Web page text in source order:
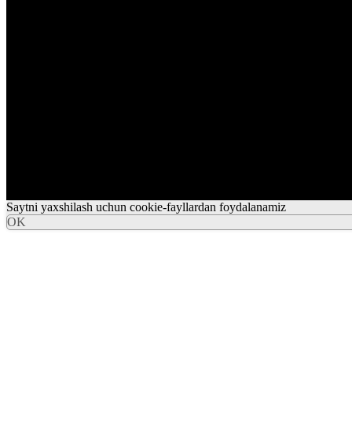
Saytni yaxshilash uchun cookie-fayllardan foydalanamiz
OK